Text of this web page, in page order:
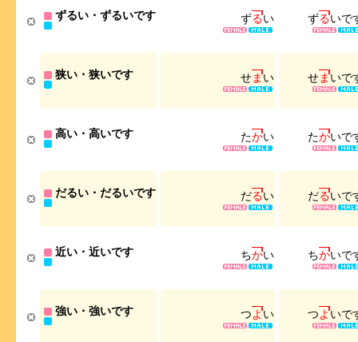
ずるい・ずるいです ずるい ずるいで
狭い・狭いです せまい せまいで
高い・高いです たかい たかいで
だるい・だるいです だるい だるいで
近い・近いです ちかい ちかいで
強い・強いです つよい つよいで